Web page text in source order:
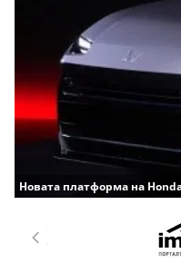
Новата платформа на